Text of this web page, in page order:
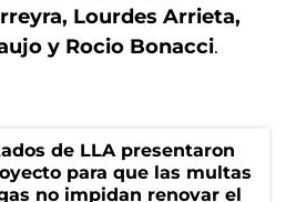
Lourdes Arrieta,
y Rocio Bonacci.
de LLA presentaron
para que las multas
no impidan renovar el